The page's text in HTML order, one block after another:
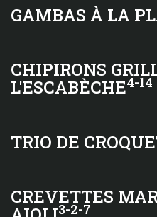
GAMBAS À LA
CHIPIRONS
L'ESCABÈCHE4-14
TRIO DE
CREVETTES
3-2-7